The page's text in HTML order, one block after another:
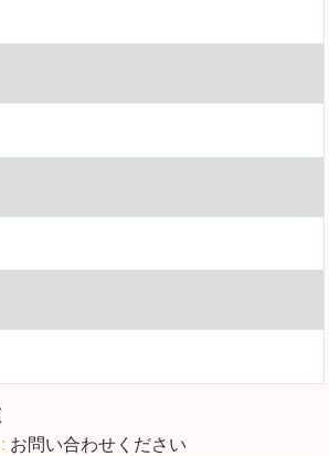
お問い合わせください